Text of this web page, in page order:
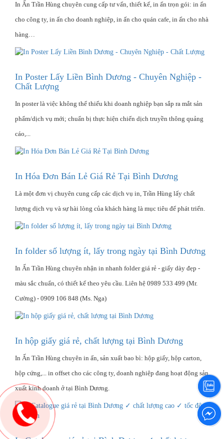
In Ấn Trần Hùng chuyên cung cấp tư vấn, thiết kế, in ấn trọn gói: in ấn
cho công ty, in ấn cho doanh nghiệp, in ấn cho quán cafe, in ấn cho nhà
hàng…
In Poster Lấy Liền Bình Dương - Chuyên Nghiệp -
Chất Lượng
In poster là việc không thể thiếu khi doanh nghiệp bạn sắp ra mắt sản
phẩm/dịch vụ mới; chuẩn bị thực hiện chiến dịch truyền thông quảng
cáo,...
In Hóa Đơn Bán Lẻ Giá Rẻ Tại Bình Dương
Là một đơn vị chuyên cung cấp các dịch vụ in, Trần Hùng lấy chất
lượng dịch vụ và sự hài lòng của khách hàng là mục tiêu để phát triển.
In folder số lượng ít, lấy trong ngày tại Bình Dương
In Ấn Trần Hùng chuyên nhận in nhanh folder giá rẻ - giấy dày đẹp -
màu sắc chuẩn, có thiết kế theo yêu cầu. Liên hệ 0989 533 499 (Mr.
Cường) - 0909 106 848 (Ms. Nga)
In hộp giấy giá rẻ, chất lượng tại Bình Dương
In Ấn Trần Hùng chuyên in ấn, sản xuất bao bì: hộp giấy, hộp carton,
hộp cứng,... in offset cho các công ty, doanh nghiệp đang hoạt động sản
xuất kinh doanh ở tại Bình Dương.